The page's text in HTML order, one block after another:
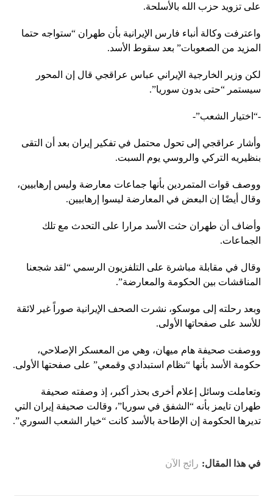
على تزويد حزب الله بالأسلحة.
واعترفت وكالة أنباء فارس الإيرانية بأن طهران “ستواجه حتما
المزيد من الصعوبات” بعد سقوط الأسد.
لكن وزير الخارجية الإيراني عباس عراقجي قال إن المحور
سيستمر “حتى بدون سوريا”.
-“اختيار الشعب”-
وأشار عراقجي إلى تحول محتمل في تفكير إيران بعد أن التقى
بنظيريه التركي والروسي يوم السبت.
ووصف قوات المتمردين بأنها جماعات معارضة وليس إرهابيين،
وقال أيضًا إن البعض في المعارضة ليسوا إرهابيين.
وأضاف أن طهران حثت الأسد مرارا على التحدث مع تلك
الجماعات.
وقال في مقابلة مباشرة على التلفزيون الرسمي “لقد شجعنا
المناقشات بين الحكومة والمعارضة”.
وبعد رحلته إلى موسكو، نشرت الصحف الإيرانية صوراً غير لائقة
للأسد على صفحاتها الأولى.
ووصفت صحيفة هام ميهان، وهي من المعسكر الإصلاحي،
حكومة الأسد بأنها “نظام استبدادي وقمعي” على صفحتها الأولى.
وتعاملت وسائل إعلام أخرى بحذر أكبر، إذ وصفته صحيفة
طهران تايمز بأنه “الشفق في سوريا”، وقالت صحيفة إيران التي
تديرها الحكومة إن الإطاحة بالأسد كانت “خيار الشعب السوري”.
في هذا المقال: رائج الآن